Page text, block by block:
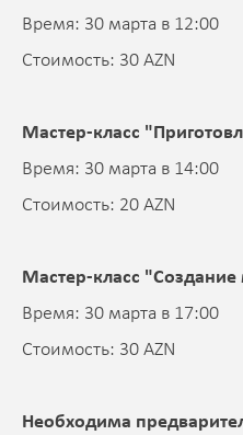
Время: 30 марта в 12:00
Стоимость: 30 AZN
Мастер-класс
Время: 30 марта в 14:00
Стоимость: 20 AZN
Мастер-класс
Время: 30 марта в 17:00
Стоимость: 30 AZN
Необходима